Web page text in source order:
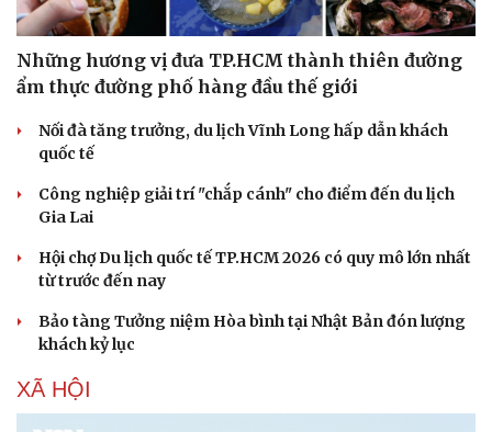
Văn hóa
Sân khấu - Điện ảnh
Văn học
Di sản
Nghệ sĩ
Những hương vị đưa TP.HCM thành thiên đường
ẩm thực đường phố hàng đầu thế giới
Nối đà tăng trưởng, du lịch Vĩnh Long hấp dẫn khách
quốc tế
Công nghiệp giải trí "chắp cánh" cho điểm đến du lịch
Gia Lai
Hội chợ Du lịch quốc tế TP.HCM 2026 có quy mô lớn nhất
từ trước đến nay
Bảo tàng Tưởng niệm Hòa bình tại Nhật Bản đón lượng
khách kỷ lục
XÃ HỘI